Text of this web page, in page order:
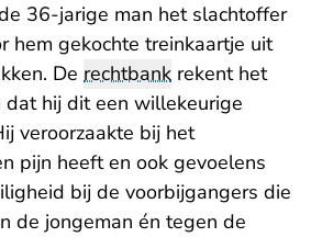
36-jarige man het slachtoffer
hem gekochte treinkaartje uit
De rechtbank rekent het
dat hij dit een willekeurige
veroorzaakte bij het
pijn heeft en ook gevoelens
bij de voorbijgangers die
de jongeman én tegen de